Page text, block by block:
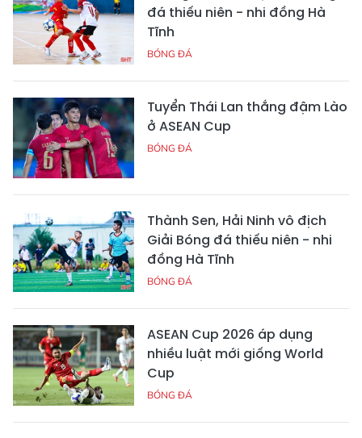
đá thiếu niên - nhi đồng Hà
Tĩnh
BÓNG ĐÁ
Tuyển Thái Lan thắng đậm Lào
ở ASEAN Cup
BÓNG ĐÁ
Thành Sen, Hải Ninh vô địch
Giải Bóng đá thiếu niên - nhi
đồng Hà Tĩnh
BÓNG ĐÁ
ASEAN Cup 2026 áp dụng
nhiều luật mới giống World
Cup
BÓNG ĐÁ